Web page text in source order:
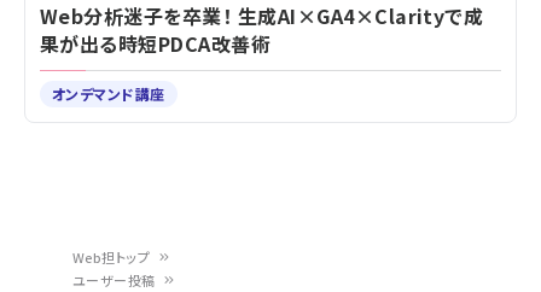
Web担トップ
ユーザー投稿
Web分析迷子を卒業！ 生成AI×GA4×Clarityで成
果が出る時短PDCA改善術
オンデマンド講座